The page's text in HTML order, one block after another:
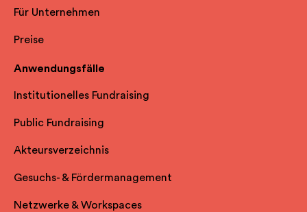
Für Unternehmen
Preise
Anwendungsfälle
Institutionelles Fundraising
Public Fundraising
Akteursverzeichnis
Gesuchs- & Fördermanagement
Netzwerke & Workspaces